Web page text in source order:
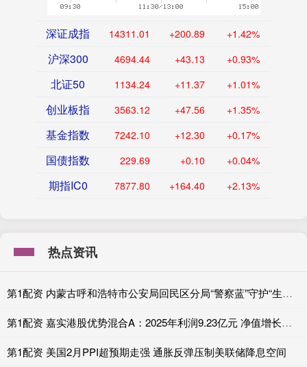
深证成指 14311.01 +200.89 +1.42%
沪深300 4694.44 +43.13 +0.93%
北证50 1134.24 +11.37 +1.01%
创业板指 3563.12 +47.56 +1.35%
基金指数 7242.10 +12.30 +0.17%
国债指数 229.69 +0.10 +0.04%
期指IC0 7877.80 +164.40 +2.13%
热点资讯
第1配资 内蒙古呼和浩特市公安局回民区分局“警察蓝”守护“生态绿”
第1配资 嘉实港股优势混合A：2025年利润9.23亿元 净值增长率23.36%
第1配资 美国2月PPI超预期走强 通胀反弹压制美联储降息空间